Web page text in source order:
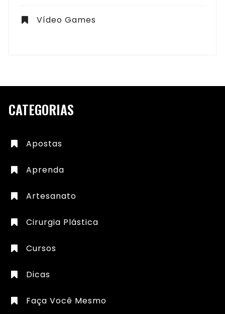
Vídeo Games
CATEGORIAS
Apostas
Aprenda
Artesanato
Cirurgia Plástica
Cursos
Dicas
Faça Você Mesmo